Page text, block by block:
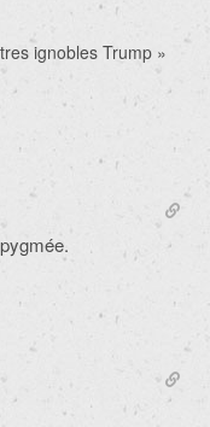
ignobles Trump »